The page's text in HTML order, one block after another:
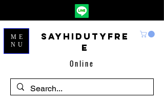
Sayhidutyfre
e
Online
ME
NU